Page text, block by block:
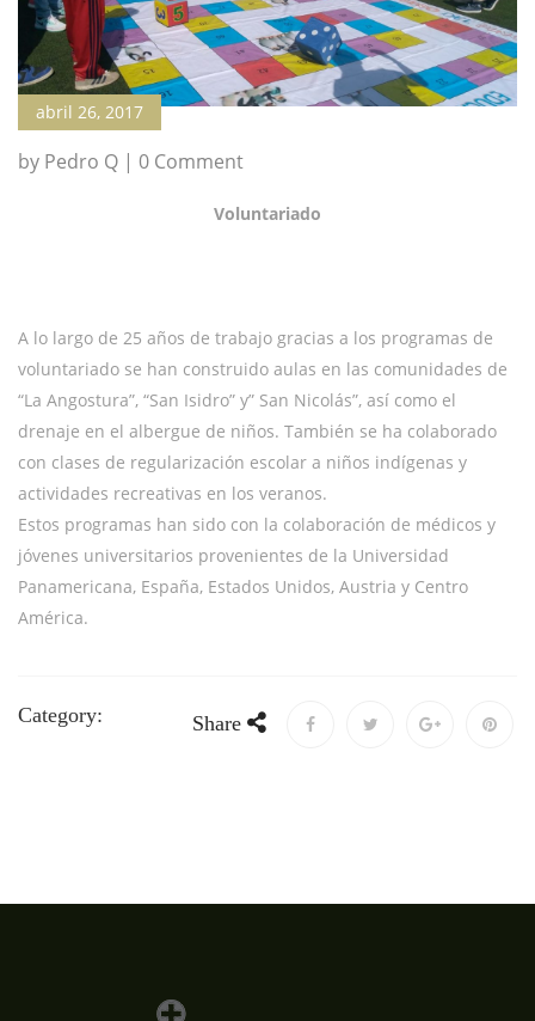
abril 26, 2017
by Pedro Q | 0 Comment
Voluntariado
A lo largo de 25 años de trabajo gracias a los programas de
voluntariado se han construido aulas en las comunidades de
“La Angostura”, “San Isidro” y” San Nicolás”, así como el
drenaje en el albergue de niños. También se ha colaborado
con clases de regularización escolar a niños indígenas y
actividades recreativas en los veranos.
Estos programas han sido con la colaboración de médicos y
jóvenes universitarios provenientes de la Universidad
Panamericana, España, Estados Unidos, Austria y Centro
América.
Category: Share